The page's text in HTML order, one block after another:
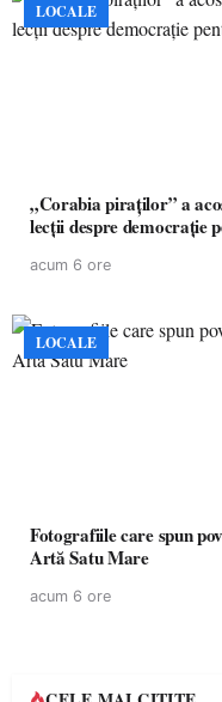
LOCALE
„Corabia piraților” a
lecții despre democrație
acum 6 ore
LOCALE
Fotografiile care spun
Artă Satu Mare
acum 6 ore